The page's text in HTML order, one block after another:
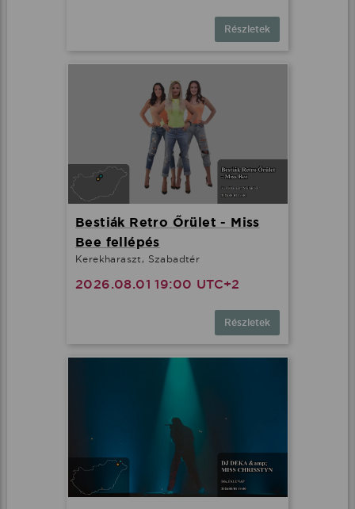
Részletek
Bestiák Retro Őrület - Miss
Bee fellépés
Kerekharaszt, Szabadtér
2026.08.01 19:00 UTC+2
Részletek